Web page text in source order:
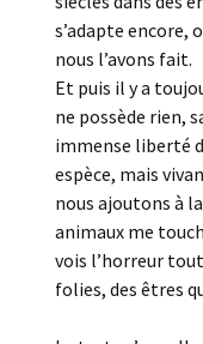
s’adapte encore,
nous l’avons fait.
Et puis il y a
ne possède rien,
immense liberté
espèce, mais
nous ajoutons à
animaux me
vois l’horreur
folies, des êtres